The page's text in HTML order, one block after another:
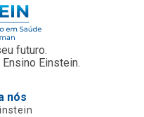
futuro.
Einstein.
nós